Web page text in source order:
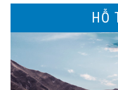
HỖ